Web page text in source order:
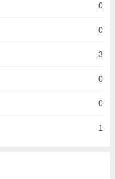
0
0
3
0
0
1